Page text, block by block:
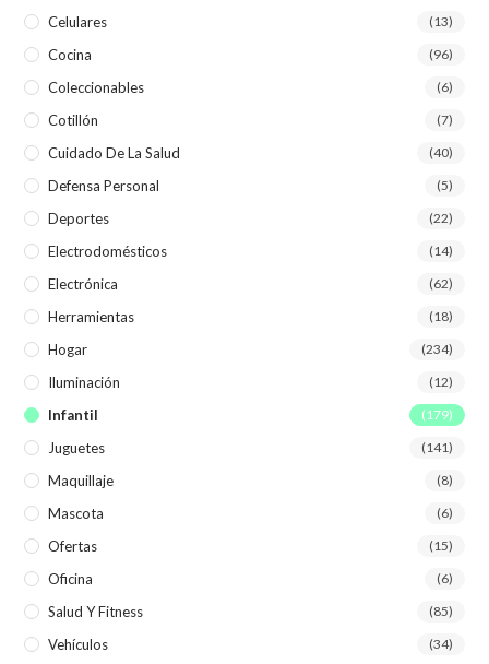
Celulares (13)
Cocina (96)
Coleccionables (6)
Cotillón (7)
Cuidado De La Salud (40)
Defensa Personal (5)
Deportes (22)
Electrodomésticos (14)
Electrónica (62)
Herramientas (18)
Hogar (234)
Iluminación (12)
Infantil (179)
Juguetes (141)
Maquillaje (8)
Mascota (6)
Ofertas (15)
Oficina (6)
Salud Y Fitness (85)
Vehículos (34)